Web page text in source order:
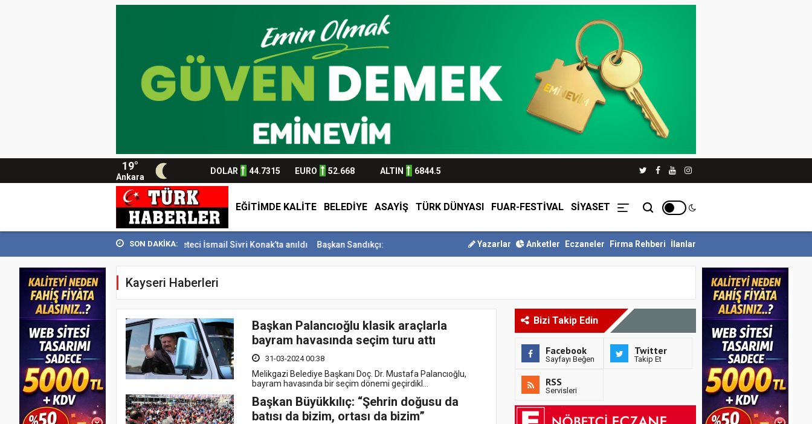
19°
Ankara
DOLAR 44.7315 EURO 52.668 ALTIN 6844.5
EĞİTİMDE KALİTE BELEDİYE ASAYİŞ TÜRK DÜNYASI FUAR-FESTİVAL SİYASET
SON DAKİKA:
Usta Gazeteci İsmail Sivri Konak’ta anıldı Başkan Sandıkçı: ”Hemşehrilerimizle olan güçl... Başkan Altay Umre Ödüllü Siyer Yarışmasını Ka... İnegöl Belediyesi Çevre
Yazarlar Anketler Eczaneler Firma Rehberi İlanlar
Kayseri Haberleri
Başkan Palancıoğlu klasik araçlarla
bayram havasında seçim turu attı
31-03-2024 00:38
Melikgazi Belediye Başkanı Doç. Dr. Mustafa Palancıoğlu,
bayram havasında bir seçim dönemi geçirdikl...
Başkan Büyükkılıç: “Şehrin doğusu da
batısı da bizim, ortası da bizim”
Bizi Takip Edin
Facebook
Sayfayı Beğen
Twitter
Takip Et
RSS
Servisleri